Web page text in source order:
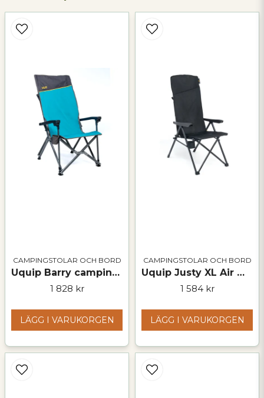
Ja, ni får publicera min fråga
CAMPINGSTOLAR OCH BORD
Uquip Barry campingstol – hopfällbar stol med hög rygg & 200 kg maxbelastning
1 828 kr
LÄGG I VARUKORGEN
CAMPINGSTOLAR OCH BORD
Uquip Justy XL Air Mesh campingstol – tre sittlägen
1 584 kr
LÄGG I VARUKORGEN